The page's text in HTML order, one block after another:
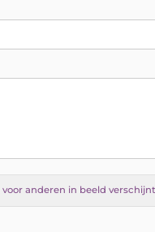
anderen in beeld verschijnt